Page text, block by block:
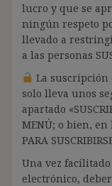
lucro y que se
ningún respeto
llevado a
a las personas
La suscripción
solo lleva unos
apartado
MENÚ; o bien, en
PARA
Una vez
electrónico,